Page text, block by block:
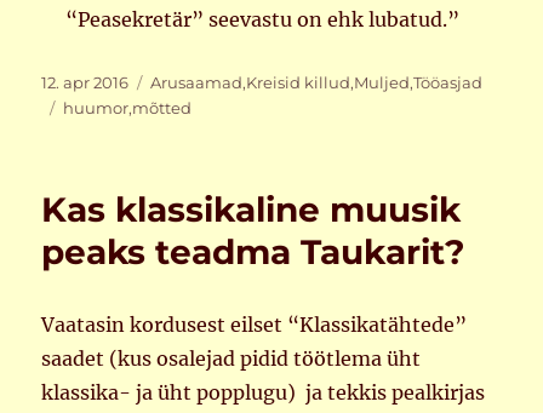
“Peasekretär” seevastu on ehk lubatud.”
Postitatud
12. apr 2016 Rubriigid
Arusaamad,Kreisid killud,Muljed,Tööasjad
Sildid
huumor,mõtted
Kas klassikaline muusik
peaks teadma Taukarit?
Vaatasin kordusest eilset “Klassikatähtede”
saadet (kus osalejad pidid töötlema üht
klassika- ja üht popplugu) ja tekkis pealkirjas